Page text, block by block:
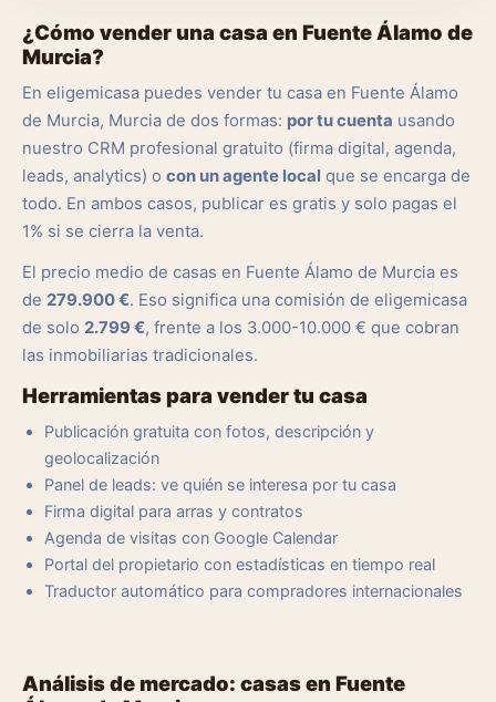
¿Cómo vender una casa en Fuente Álamo de
Murcia?
En eligemicasa puedes vender tu casa en Fuente Álamo
de Murcia, Murcia de dos formas: por tu cuenta usando
nuestro CRM profesional gratuito (firma digital, agenda,
leads, analytics) o con un agente local que se encarga de
todo. En ambos casos, publicar es gratis y solo pagas el
1% si se cierra la venta.
El precio medio de casas en Fuente Álamo de Murcia es
de 279.900 €. Eso significa una comisión de eligemicasa
de solo 2.799 €, frente a los 3.000-10.000 € que cobran
las inmobiliarias tradicionales.
Herramientas para vender tu casa
Publicación gratuita con fotos, descripción y
geolocalización
Panel de leads: ve quién se interesa por tu casa
Firma digital para arras y contratos
Agenda de visitas con Google Calendar
Portal del propietario con estadísticas en tiempo real
Traductor automático para compradores internacionales
Análisis de mercado: casas en Fuente